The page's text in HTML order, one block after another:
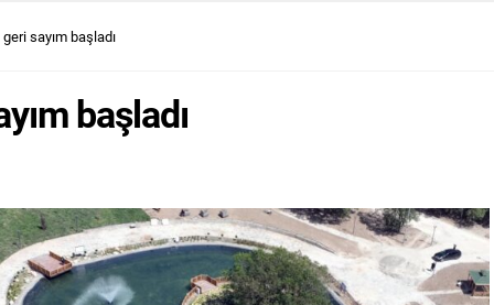
sayım başladı
başladı